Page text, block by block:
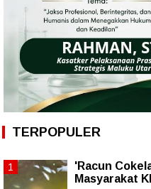
TERPOPULER
'Racun
Masyarakat